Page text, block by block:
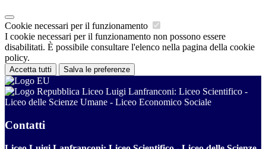
Cookie necessari per il funzionamento
I cookie necessari per il funzionamento non possono essere
disabilitati. È possibile consultare l'elenco nella pagina della cookie
policy.
Accetta tutti Salva le preferenze
Liceo Luigi Lanfranconi: Liceo Scientifico -
Liceo delle Scienze Umane - Liceo Economico Sociale
Contatti